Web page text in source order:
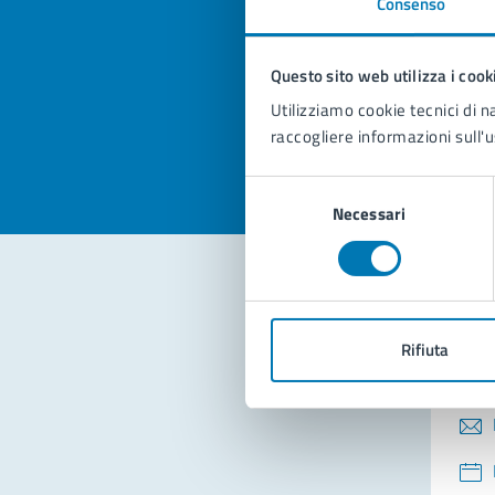
Questo sito web utilizza i
Utilizziamo cookie tecnici di
raccogliere informazioni
consenso
Necessari
Rifiuta